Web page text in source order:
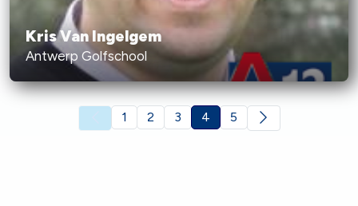
Kris Van Ingelgem
Antwerp Golfschool
1 2 3 4(
h
5